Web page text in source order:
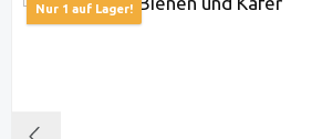
Nur 1 auf Lager!